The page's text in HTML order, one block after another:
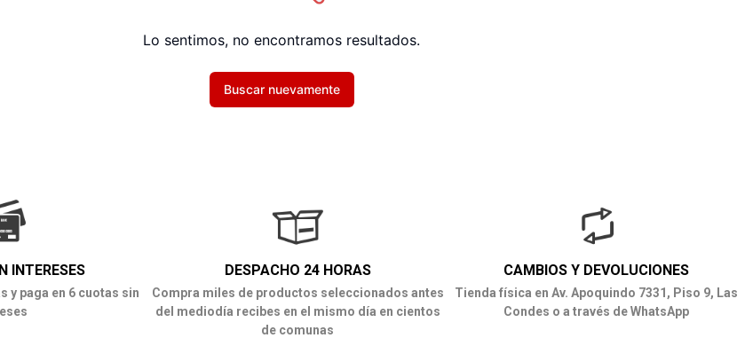
Lo sentimos, no encontramos resultados.
Buscar nuevamente
INTERESES
y paga en 6 cuotas sin
DESPACHO 24 HORAS
Compra miles de productos seleccionados antes
del mediodía recibes en el mismo día en cientos
de comunas
CAMBIOS Y DEVOLUCIONES
Tienda física en Av. Apoquindo 7331, Piso 9, Las
Condes o a través de WhatsApp